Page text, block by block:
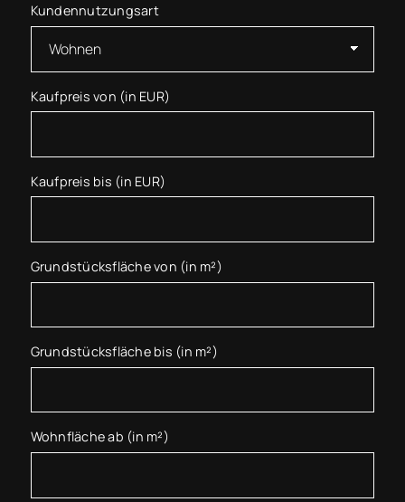
Kundennutzungsart
Kaufpreis von (in EUR)
Kaufpreis bis (in EUR)
Grundstücksfläche von (in m²)
Grundstücksfläche bis (in m²)
Wohnfläche ab (in m²)